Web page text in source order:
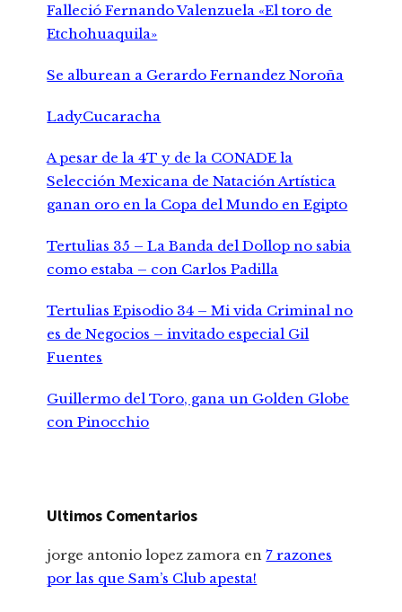
Falleció Fernando Valenzuela «El toro de
Etchohuaquila»
Se alburean a Gerardo Fernandez Noroña
LadyCucaracha
A pesar de la 4T y de la CONADE la
Selección Mexicana de Natación Artística
ganan oro en la Copa del Mundo en Egipto
Tertulias 35 – La Banda del Dollop no sabia
como estaba – con Carlos Padilla
Tertulias Episodio 34 – Mi vida Criminal no
es de Negocios – invitado especial Gil
Fuentes
Guillermo del Toro, gana un Golden Globe
con Pinocchio
Ultimos Comentarios
jorge antonio lopez zamora en7 razones
por las que Sam’s Club apesta!